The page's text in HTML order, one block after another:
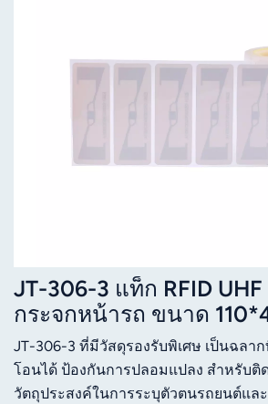
JT-306-3 แท็ก RFID
กระจกหน้ารถ ขนาด
การป้องกันรังสียูวี
JT-306-3 ที่มีวัสดุรองรับพิเศษ เป็นฉลา
โอนได้ ป้องกันการปลอมแปลง สำหรับติ
วัตถุประสงค์ในการระบุตัวตนรถยนต์แล